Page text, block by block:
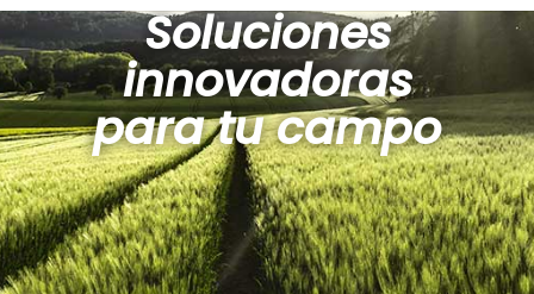
Soluciones
innovadoras
para tu campo